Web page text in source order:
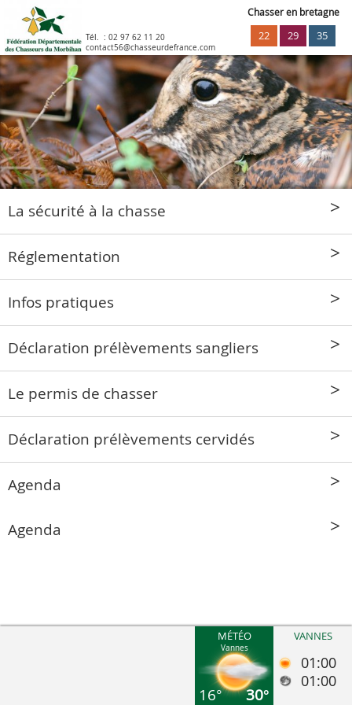
Tél. : 02 97 62 11 20
contact56@chasseurdefrance.com
Chasser en bretagne
22 29 35
La sécurité à la chasse
Réglementation
Infos pratiques
Déclaration prélèvements sangliers
Le permis de chasser
Déclaration prélèvements cervidés
Agenda
Agenda
MÉTÉO
Vannes
16° 30°
VANNES
01:00
01:00